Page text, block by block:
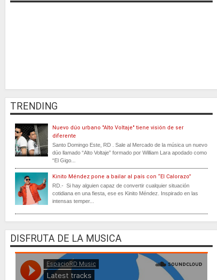
TRENDING
Nuevo dúo urbano "Alto Voltaje" tiene visión de ser
diferente
Santo Domingo Este, RD . Sale al Mercado de la música un nuevo
dúo llamado “Alto Voltaje” formado por William Lara apodado como
“El Gigo...
Kinito Méndez pone a bailar al país con “El Calorazo”
RD.- Si hay alguien capaz de convertir cualquier situación
cotidiana en una fiesta, ese es Kinito Méndez. Inspirado en las
intensas temper...
DISFRUTA DE LA MUSICA